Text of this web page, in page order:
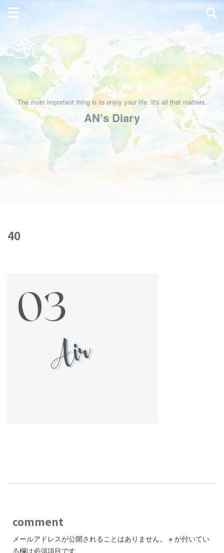
The most important thing is to enjoy your life. It's all that matters.
AN’s Diary
40
comment
メールアドレスが公開されることはありません。 ※ が付いてい
る欄は必須項目です